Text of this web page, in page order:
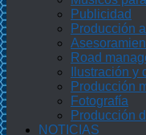
Publicidad
Producción
Road
Ilustración y
Producción
Fotografía
Producción
NOTICIAS